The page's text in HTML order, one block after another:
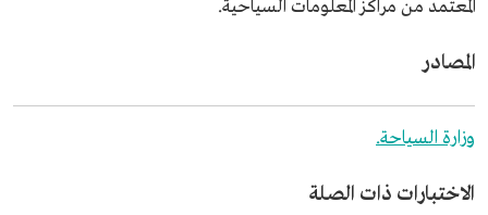
المعتمد من مراكز المعلومات السياحية.
المصادر
وزارة السياحة.
الاختبارات ذات الصلة